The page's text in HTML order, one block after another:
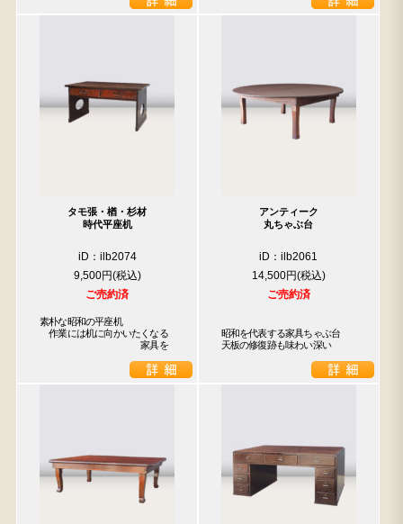
タモ張・楢・杉材
時代平座机
iD：ilb2074
9,500円
ご売約済
素朴な昭和の平座机
作業には机に向かいたくなる
家具を
アンティーク
丸ちゃぶ台
iD：ilb2061
14,500円
ご売約済
昭和を代表する家具ちゃぶ台
天板の修復跡も味わい深い
検索
水屋箪笥 2905 箪笥